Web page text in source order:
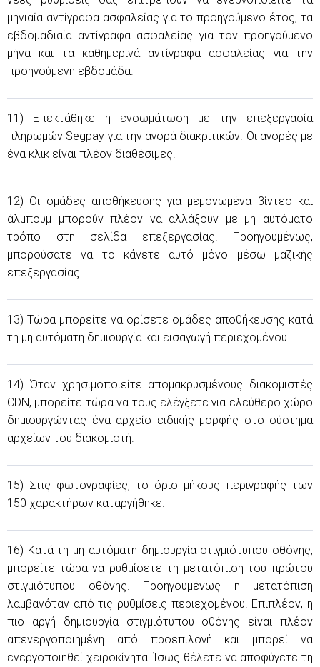
μηνιαία αντίγραφα ασφαλείας για το προηγούμενο έτος, τα
εβδομαδιαία αντίγραφα ασφαλείας για τον προηγούμενο
μήνα και τα καθημερινά αντίγραφα ασφαλείας για την
προηγούμενη εβδομάδα.
11) Επεκτάθηκε η ενσωμάτωση με την επεξεργασία
πληρωμών Segpay για την αγορά διακριτικών. Οι αγορές με
ένα κλικ είναι πλέον διαθέσιμες.
12) Οι ομάδες αποθήκευσης για μεμονωμένα βίντεο και
άλμπουμ μπορούν πλέον να αλλάξουν με μη αυτόματο
τρόπο στη σελίδα επεξεργασίας. Προηγουμένως,
μπορούσατε να το κάνετε αυτό μόνο μέσω μαζικής
επεξεργασίας.
13) Τώρα μπορείτε να ορίσετε ομάδες αποθήκευσης κατά
τη μη αυτόματη δημιουργία και εισαγωγή περιεχομένου.
14) Όταν χρησιμοποιείτε απομακρυσμένους διακομιστές
CDN, μπορείτε τώρα να τους ελέγξετε για ελεύθερο χώρο
δημιουργώντας ένα αρχείο ειδικής μορφής στο σύστημα
αρχείων του διακομιστή.
15) Στις φωτογραφίες, το όριο μήκους περιγραφής των
150 χαρακτήρων καταργήθηκε.
16) Κατά τη μη αυτόματη δημιουργία στιγμιότυπου οθόνης,
μπορείτε τώρα να ρυθμίσετε τη μετατόπιση του πρώτου
στιγμιότυπου οθόνης. Προηγουμένως η μετατόπιση
λαμβανόταν από τις ρυθμίσεις περιεχομένου. Επιπλέον, η
πιο αργή δημιουργία στιγμιότυπου οθόνης είναι πλέον
απενεργοποιημένη από προεπιλογή και μπορεί να
ενεργοποιηθεί χειροκίνητα. Ίσως θέλετε να αποφύγετε τη